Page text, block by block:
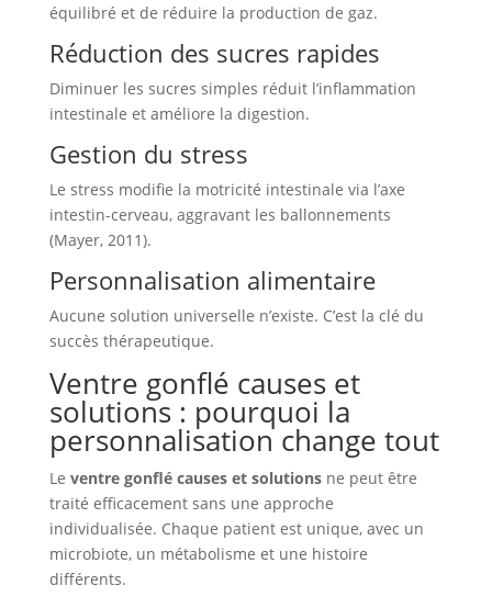
équilibré et de réduire la production de gaz.
Réduction des sucres rapides
Diminuer les sucres simples réduit l’inflammation
intestinale et améliore la digestion.
Gestion du stress
Le stress modifie la motricité intestinale via l’axe
intestin-cerveau, aggravant les ballonnements
(Mayer, 2011).
Personnalisation alimentaire
Aucune solution universelle n’existe. C’est la clé du
succès thérapeutique.
Ventre gonflé causes et
solutions : pourquoi la
personnalisation change tout
Le ventre gonflé causes et solutionsne peut être
traité efficacement sans une approche
individualisée. Chaque patient est unique, avec un
microbiote, un métabolisme et une histoire
différents.